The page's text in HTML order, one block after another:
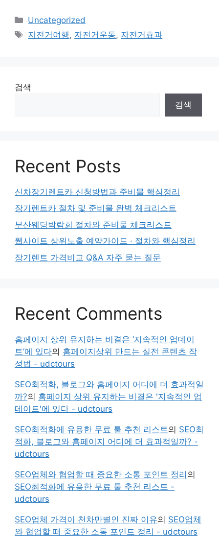
Categories
Uncategorized
Tags
자전거여행 , 자전거운동, 자전거효과
검색
검색
Recent Posts
신차장기렌트카 신청방법과 준비물 핵심정리
장기렌트카 절차 및 준비물 완벽 체크리스트
부산웨딩박람회 절차와 준비물 체크리스트
웹사이트 상위노출 예약가이드 · 절차와 핵심정리
장기렌트 가격비교 Q&A 자주 묻는 질문
Recent Comments
홈페이지 상위 유지하는 비결은 ‘지속적인 업데이
트’에 있다의 홈페이지상위 만드는 실전 콘텐츠 작
성법 - udctours
SEO최적화, 블로그와 홈페이지 어디에 더 효과적일
까?의 홈페이지 상위 유지하는 비결은 '지속적인 업
데이트'에 있다 - udctours
SEO최적화에 유용한 무료 툴 추천 리스트 의 SEO최
적화, 블로그와 홈페이지 어디에 더 효과적일까? -
udctours
SEO업체와 협업할 때 중요한 소통 포인트 정리의
SEO최적화에 유용한 무료 툴 추천 리스트 -
udctours
SEO업체 가격이 천차만별인 진짜 이유의 SEO업체
와 협업할 때 중요한 소통 포인트 정리 - udctours